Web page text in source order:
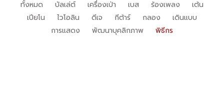
ทั้งหมด บัลเล่ต์ เครื่องเป่า เบส ร้องเพลง
เต้น
เปียโน
ไวโอลิน ดีเจ กีต้าร์ กลอง
เดินแบบ
การแสดง
พัฒนาบุคลิกภาพ พิธีกร